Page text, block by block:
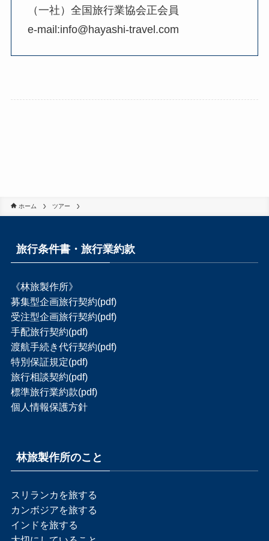
（一社）全国旅行業協会正会員
e-mail:info@hayashi-travel.com
ホーム ツアー
旅行条件書・旅行業約款
《林旅製作所》
募集型企画旅行契約(pdf)
受注型企画旅行契約(pdf)
手配旅行契約(pdf)
渡航手続き代行契約(pdf)
特別保証規定(pdf)
旅行相談契約(pdf)
標準旅行業約款(pdf)
個人情報保護方針
林旅製作所のこと
スリランカを旅する
カンボジアを旅する
インドを旅する